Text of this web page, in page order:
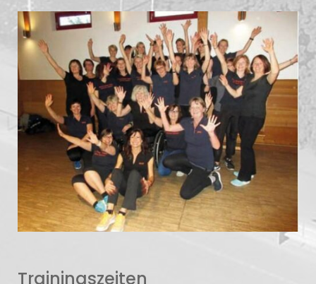
Trainingszeiten